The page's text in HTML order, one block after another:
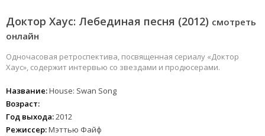
Доктор Хаус: Лебединая песня (2012) смотреть
онлайн
Одночасовая ретроспектива, посвященная сериалу «Доктор
Хаус», содержит интервью со звездами и продюсерами.
Название:House: Swan Song
Возраст:
Год выхода:2012
Режиссер:Мэттью Файф